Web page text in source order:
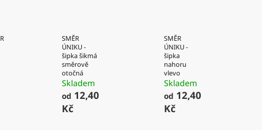
SMĚR
ÚNIKU -
šipka šikmá
směrově
otočná
Skladem
od 12,40
Kč
SMĚR
ÚNIKU -
šipka
nahoru
vlevo
Skladem
od 12,40
Kč